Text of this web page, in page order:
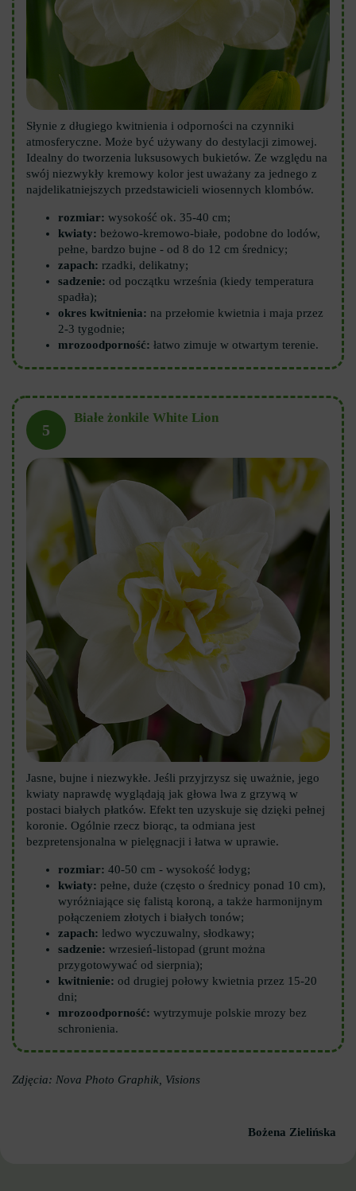
Słynie z długiego kwitnienia i odporności na czynniki
atmosferyczne. Może być używany do destylacji zimowej.
Idealny do tworzenia luksusowych bukietów. Ze względu na
swój niezwykły kremowy kolor jest uważany za jednego z
najdelikatniejszych przedstawicieli wiosennych klombów.
rozmiar: wysokość ok. 35-40 cm;
kwiaty: beżowo-kremowo-białe, podobne do lodów,
pełne, bardzo bujne - od 8 do 12 cm średnicy;
zapach: rzadki, delikatny;
sadzenie: od początku września (kiedy temperatura
spadła);
okres kwitnienia: na przełomie kwietnia i maja przez
2-3 tygodnie;
mrozoodporność: łatwo zimuje w otwartym terenie.
5
Białe żonkile White Lion
Jasne, bujne i niezwykłe. Jeśli przyjrzysz się uważnie, jego
kwiaty naprawdę wyglądają jak głowa lwa z grzywą w
postaci białych płatków. Efekt ten uzyskuje się dzięki pełnej
koronie. Ogólnie rzecz biorąc, ta odmiana jest
bezpretensjonalna w pielęgnacji i łatwa w uprawie.
rozmiar: 40-50 cm - wysokość łodyg;
kwiaty: pełne, duże (często o średnicy ponad 10 cm),
wyróżniające się falistą koroną, a także harmonijnym
połączeniem złotych i białych tonów;
zapach: ledwo wyczuwalny, słodkawy;
sadzenie: wrzesień-listopad (grunt można
przygotowywać od sierpnia);
kwitnienie: od drugiej połowy kwietnia przez 15-20
dni;
mrozoodporność: wytrzymuje polskie mrozy bez
schronienia.
Zdjęcia: Nova Photo Graphik, Visions
Bożena Zielińska